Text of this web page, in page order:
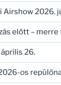
Airshow 2026.
előtt – merre
április 26.
os